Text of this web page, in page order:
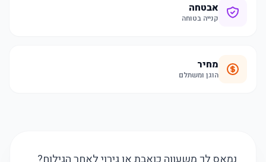
אבטחה
קנייה בטוחה
מחיר
הוגן ומשתלם